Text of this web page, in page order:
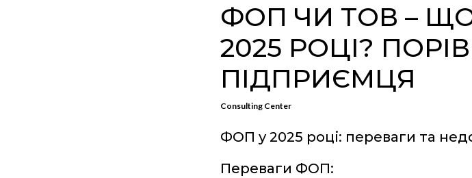
ФОП ЧИ ТОВ –
2025 РОЦІ?
ПІДПРИЄМЦЯ
Consulting Center
ФОП у 2025 році: переваги та
Переваги ФОП: